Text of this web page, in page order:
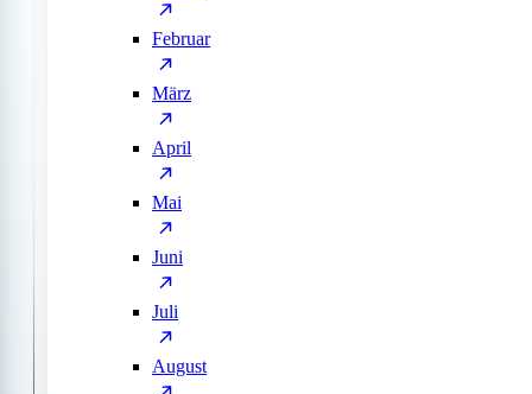
Februar
März
April
Mai
Juni
Juli
August